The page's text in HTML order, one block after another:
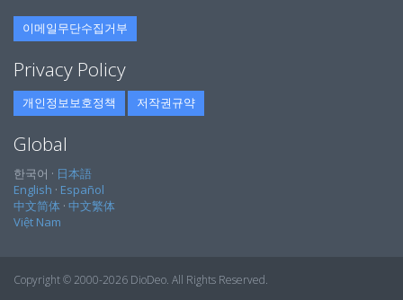
이메일무단수집거부
Privacy Policy
개인정보보호정책 저작권규약
Global
한국어 · 日本語
English · Español
中文简体 · 中文繁体
Việt Nam
Copyright © 2000-2026 DioDeo. All Rights Reserved.